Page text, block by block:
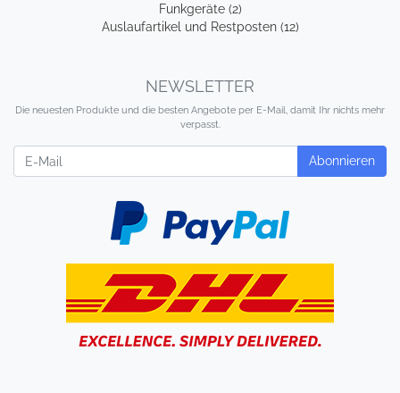
Funkgeräte (2)
Auslaufartikel und Restposten (12)
NEWSLETTER
Die neuesten Produkte und die besten Angebote per E-Mail, damit Ihr nichts mehr
verpasst.
Abonnieren